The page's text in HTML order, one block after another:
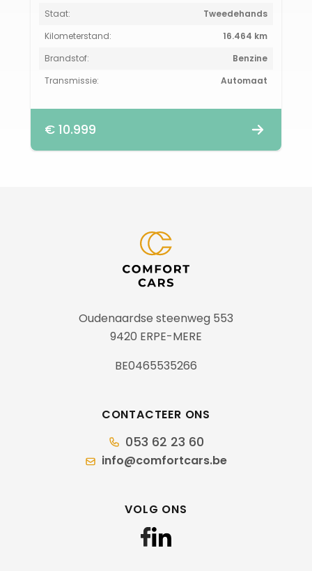
Staat:
Tweedehands
Kilometerstand:
16.464 km
Brandstof:
Benzine
Transmissie:
Automaat
€ 10.999
Oudenaardse steenweg 553
9420 ERPE-MERE
BE0465535266
CONTACTEER ONS
053 62 23 60
info@comfortcars.be
VOLG ONS